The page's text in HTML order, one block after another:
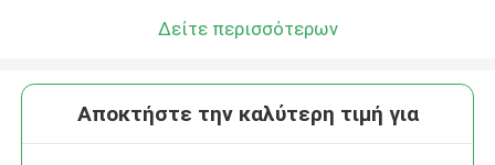
Δείτε περισσότερων
Αποκτήστε την καλύτερη τιμή για